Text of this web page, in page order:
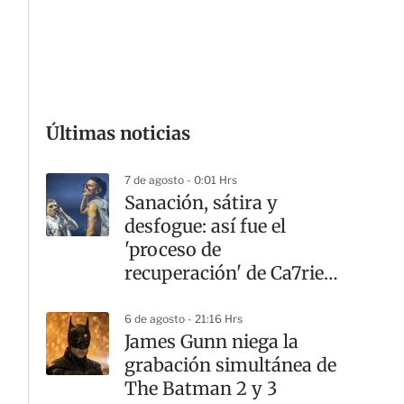
Últimas noticias
7 de agosto - 0:01 Hrs
Sanación, sátira y
desfogue: así fue el
'proceso de
recuperación' de Ca7riel
CDMX
6 de agosto - 21:16 Hrs
James Gunn niega la
grabación simultánea de
The Batman 2 y 3